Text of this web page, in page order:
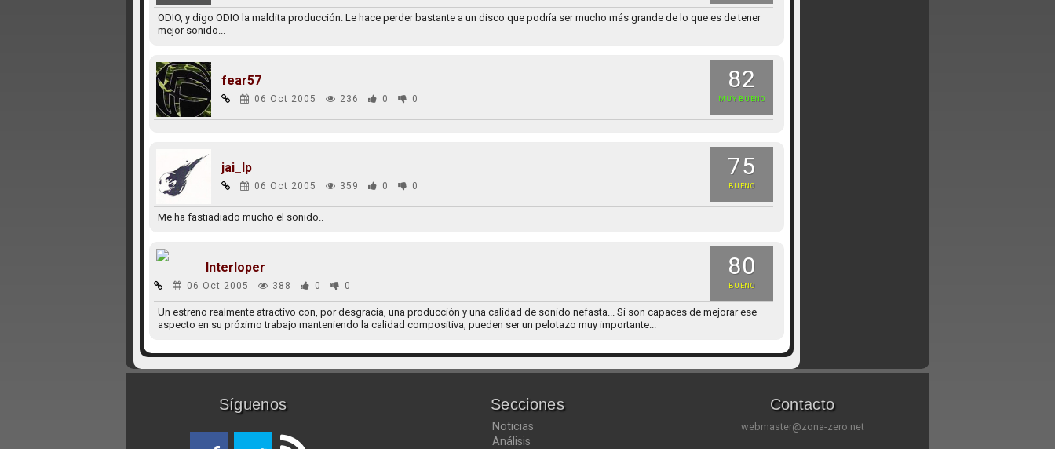
ODIO, y digo ODIO la maldita producción. Le hace perder bastante a un disco que podría ser mucho más grande de lo que es de tener
mejor sonido...
82
MUY BUENO
fear57
06 Oct 2005 236 0 0
75
BUENO
jai_lp
06 Oct 2005 359 0 0
Me ha fastiadiado mucho el sonido..
80
BUENO
Interloper
06 Oct 2005 388 0 0
Un estreno realmente atractivo con, por desgracia, una producción y una calidad de sonido nefasta... Si son capaces de mejorar ese
aspecto en su próximo trabajo manteniendo la calidad compositiva, pueden ser un pelotazo muy importante...
Síguenos Secciones
Noticias
Análisis
Contacto
webmaster@zona-zero.net